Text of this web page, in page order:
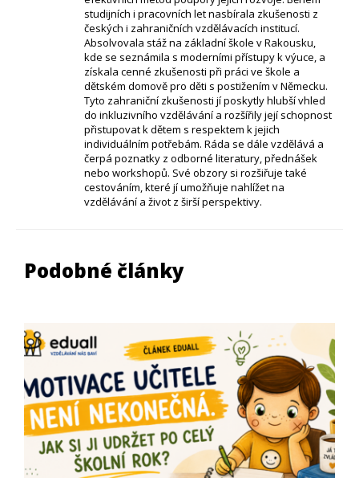
studijních i pracovních let nasbírala zkušenosti z
českých i zahraničních vzdělávacích institucí.
Absolvovala stáž na základní škole v Rakousku,
kde se seznámila s moderními přístupy k výuce, a
získala cenné zkušenosti při práci ve škole a
dětském domově pro děti s postižením v Německu.
Tyto zahraniční zkušenosti jí poskytly hlubší vhled
do inkluzivního vzdělávání a rozšířily její schopnost
přistupovat k dětem s respektem k jejich
individuálním potřebám. Ráda se dále vzdělává a
čerpá poznatky z odborné literatury, přednášek
nebo workshopů. Své obzory si rozšiřuje také
cestováním, které jí umožňuje nahlížet na
vzdělávání a život z širší perspektivy.
Podobné články